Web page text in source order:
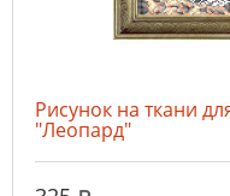
Рисунок на ткани
"Леопард"